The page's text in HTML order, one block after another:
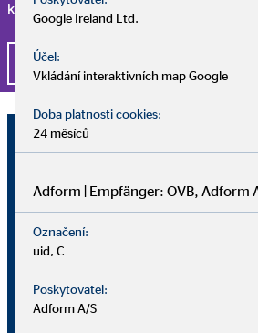
kompetentními a milými kolegy, pak jste
David Mühlhandl
a.s.
Jana Babáka 2733/11
61200 Brno
+420 725 562 509
Google Ireland Ltd.
Účel:
Vkládání interaktivních map Google
Doba platnosti cookies:
24 měsíců
Adform | Empfänger: OVB, Adform
Označení:
uid, C
Poskytovatel:
Adform A/S